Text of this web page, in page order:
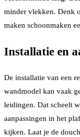
minder vlekken. Denk
maken schoonmaken
Installatie en
De installatie van een
wandmodel kan vaak
leidingen. Dat scheelt
aanpassingen in het
kijken. Laat je de